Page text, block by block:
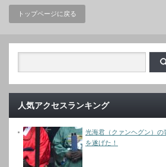
トップページに戻る
人気アクセスランキング
光海君（クァンヘグン）
を遂げた！